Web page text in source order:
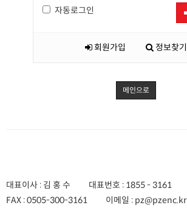
자동로그인
회원가입 정보찾기
메인으로
대표이사 : 김 홍 수 대표번호 : 1855 - 3161
FAX :0505-300-3161 이메일 : pz@pzenc.kr